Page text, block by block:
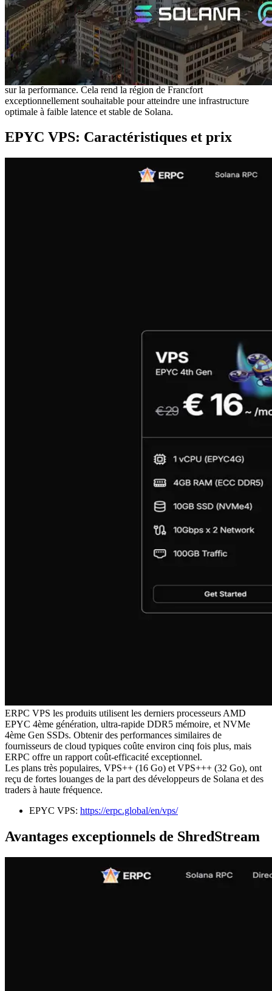
Pourquoi Francfort est très populaire
Francfort est le plus grand centre de données d'Europe, avec la plus
forte concentration mondiale de validateurs Solana. Étant donné que
la production de blocs de Solanas dépend de la proximité des
validateurs de leader, la distance physique a un impact significatif
sur la performance. Cela rend la région de Francfort
exceptionnellement souhaitable pour atteindre une infrastructure
optimale à faible latence et stable de Solana.
EPYC VPS: Caractéristiques et prix
ERPC VPS les produits utilisent les derniers processeurs AMD
EPYC 4ème génération, ultra-rapide DDR5 mémoire, et NVMe
4ème Gen SSDs. Obtenir des performances similaires de
fournisseurs de cloud typiques coûte environ cinq fois plus, mais
ERPC offre un rapport coût-efficacité exceptionnel.
Les plans très populaires, VPS++ (16 Go) et VPS+++ (32 Go), ont
reçu de fortes louanges de la part des développeurs de Solana et des
traders à haute fréquence.
EPYC VPS: https://erpc.global/en/vps/
Avantages exceptionnels de ShredStream